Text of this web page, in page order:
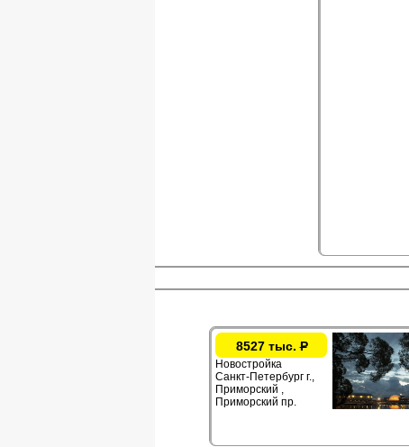
8527 тыс.Р
Новостройка
Санкт-Петербург г.,
Приморский ,
Приморский пр.